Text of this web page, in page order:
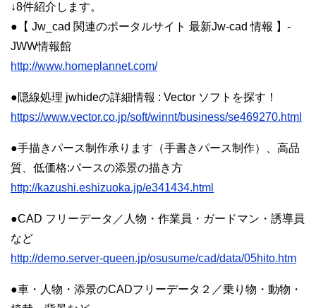
↓8件紹介します。
●【 Jw_cad 関連のポータルサイト 最新Jw-cad 情報 】-
JWW情報館
http://www.homeplannet.com/
●隠線処理 jwhideの詳細情報 : Vector ソフトを探す！
https://www.vector.co.jp/soft/winnt/business/se469270.html
●手描きパース制作承ります（手書きパース制作）、高品
質、低価格:パースの添景の描き方
http://kazushi.eshizuoka.jp/e341434.html
●CAD フリーデータ／人物・作業員・ガードマン・誘導員
など
http://demo.server-queen.jp/osusume/cad/data/05hito.htm
●車・人物・添景のCADフリーデータ２／乗り物・動物・